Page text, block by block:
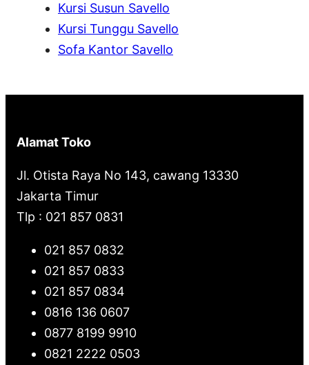
Kursi Susun Savello
Kursi Tunggu Savello
Sofa Kantor Savello
Alamat Toko
Jl. Otista Raya No 143, cawang 13330
Jakarta Timur
Tlp : 021 857 0831
021 857 0832
021 857 0833
021 857 0834
0816 136 0607
0877 8199 9910
0821 2222 0503